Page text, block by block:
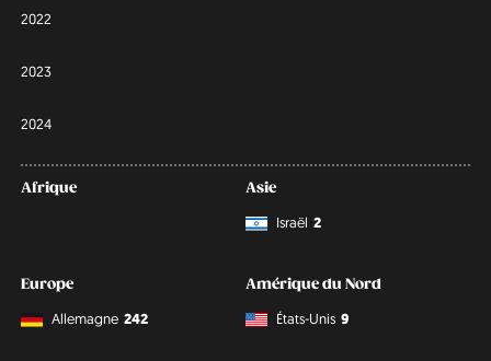
2022
2023
2024
Afrique
Asie
Israël 2
Europe
Allemagne 242
Amérique du Nord
États-Unis 9